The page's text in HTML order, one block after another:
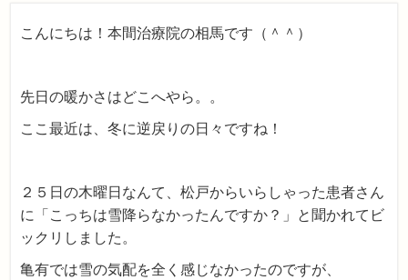
こんにちは！本間治療院の相馬です（＾＾）
先日の暖かさはどこへやら。。
ここ最近は、冬に逆戻りの日々ですね！
２５日の木曜日なんて、松戸からいらしゃった患者さん
に「こっちは雪降らなかったんですか？」と聞かれてビ
ックリしました。
亀有では雪の気配を全く感じなかったのですが、